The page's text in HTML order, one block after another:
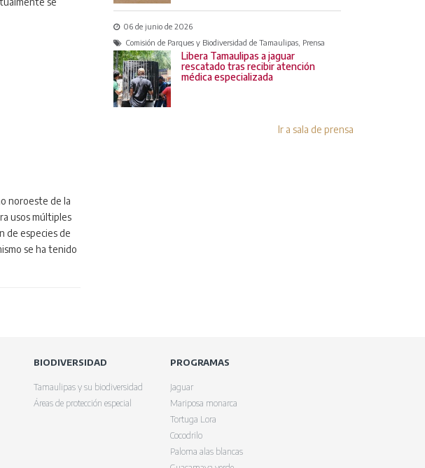
noroeste de la
usos múltiples
de especies de
se ha tenido
06 de junio de 2026
Comisión de Parques y Biodiversidad de Tamaulipas, Prensa
Libera Tamaulipas a jaguar
rescatado tras recibir atención
médica especializada
Ir a sala de prensa
BIODIVERSIDAD
Tamaulipas y su biodiversidad
Áreas de protección especial
PROGRAMAS
Jaguar
Mariposa monarca
Tortuga Lora
Cocodrilo
Paloma alas blancas